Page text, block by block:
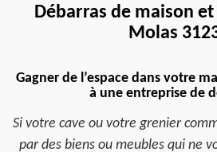
Débarras de maison
Molas
Gagner de l’espace dans votre
à une entreprise de
Si votre cave ou votre grenier
par des biens ou meubles qui ne